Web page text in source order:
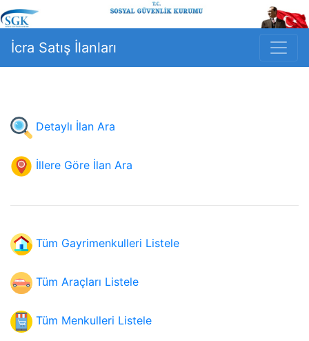
İcra Satış İlanları
Detaylı İlan Ara
İllere Göre İlan Ara
Tüm Gayrimenkulleri Listele
Tüm Araçları Listele
Tüm Menkulleri Listele